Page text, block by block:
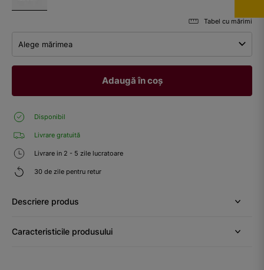
Tabel cu mărimi
Alege mărimea
Adaugă în coș
Disponibil
Livrare gratuită
Livrare in 2 - 5 zile lucratoare
30 de zile pentru retur
Descriere produs
Caracteristicile produsului